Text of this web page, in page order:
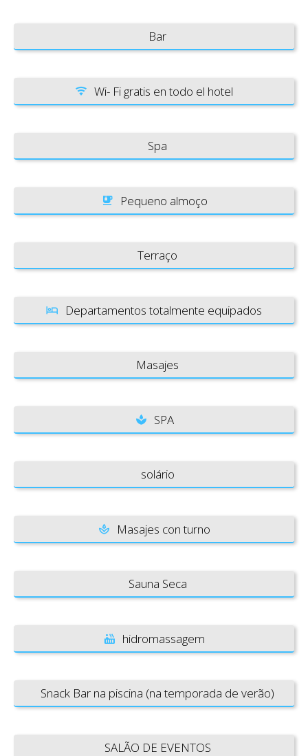
Bar
Wi- Fi gratis en todo el hotel
Spa
Pequeno almoço
Terraço
Departamentos totalmente equipados
Masajes
SPA
solário
Masajes con turno
Sauna Seca
hidromassagem
Snack Bar na piscina (na temporada de verão)
SALÃO DE EVENTOS